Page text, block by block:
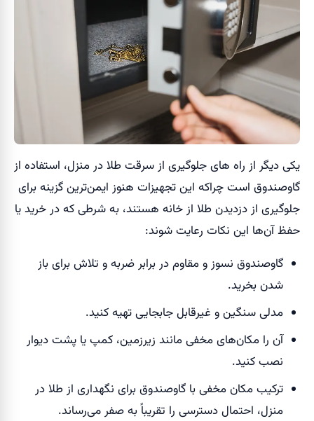
یکی دیگر از راه های جلوگیری از سرقت طلا در منزل، استفاده از
گاوصندوق است چراکه این تجهیزات هنوز ایمن‌ترین گزینه برای
جلوگیری از دزدیدن طلا از خانه هستند، به شرطی که در خرید یا
حفظ آن‌ها این نکات رعایت شوند:
گاوصندوق نسوز و مقاوم در برابر ضربه و تلاش برای باز
شدن بخرید.
مدلی سنگین و غیرقابل جابجایی تهیه کنید.
آن را مکان‌های مخفی مانند زیرزمین، کمپ یا پشت دیوار
نصب کنید.
ترکیب مکان مخفی با گاوصندوق برای نگهداری از طلا در
منزل، احتمال دسترسی را تقریباً به صفر می‌رساند.